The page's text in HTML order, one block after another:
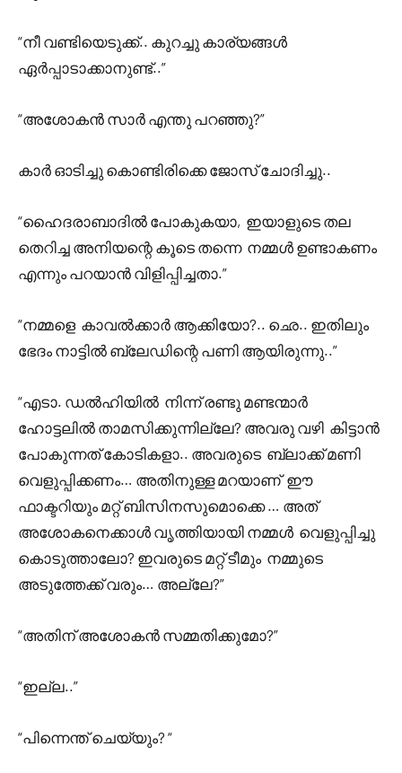
“നീ വണ്ടിയെടുക്ക്.. കുറച്ചു കാര്യങ്ങൾ
ഏർപ്പാടാക്കാനുണ്ട്..”
“അശോകൻ സാർ എന്തു പറഞ്ഞു?”
കാർ ഓടിച്ചു കൊണ്ടിരിക്കെ ജോസ് ചോദിച്ചു..
“ഹൈദരാബാദിൽ പോകുകയാ, ഇയാളുടെ തല
തെറിച്ച അനിയന്റെ കൂടെ തന്നെ നമ്മൾ ഉണ്ടാകണം
എന്നും പറയാൻ വിളിപ്പിച്ചതാ.”
“നമ്മളെ കാവൽക്കാർ ആക്കിയോ?.. ഛെ.. ഇതിലും
ഭേദം നാട്ടിൽ ബ്ലേഡിന്റെ പണി ആയിരുന്നു..”
“എടാ. ഡൽഹിയിൽ നിന്ന് രണ്ടു മണ്ടന്മാർ
ഹോട്ടലിൽ താമസിക്കുന്നില്ലേ? അവരു വഴി കിട്ടാൻ
പോകുന്നത് കോടികളാ.. അവരുടെ ബ്ലാക്ക് മണി
വെളുപ്പിക്കണം… അതിനുള്ള മറയാണ് ഈ
ഫാക്ടറിയും മറ്റ് ബിസിനസുമൊക്കെ … അത്
അശോകനെക്കാൾ വൃത്തിയായി നമ്മൾ വെളുപ്പിച്ചു
കൊടുത്താലോ? ഇവരുടെ മറ്റ് ടീമും നമ്മുടെ
അടുത്തേക്ക് വരും… അല്ലേ?”
“അതിന് അശോകൻ സമ്മതിക്കുമോ?”
“ഇല്ല..”
“പിന്നെന്ത് ചെയ്യും? “